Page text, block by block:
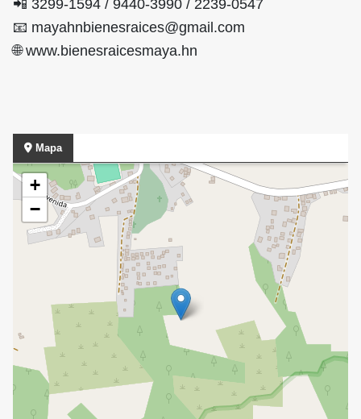
📲 3299-1594 / 9440-3990 / 2239-0547
📧 mayahnbienesraices@gmail.com
🌐 www.bienesraicesmaya.hn
Mapa
+
−